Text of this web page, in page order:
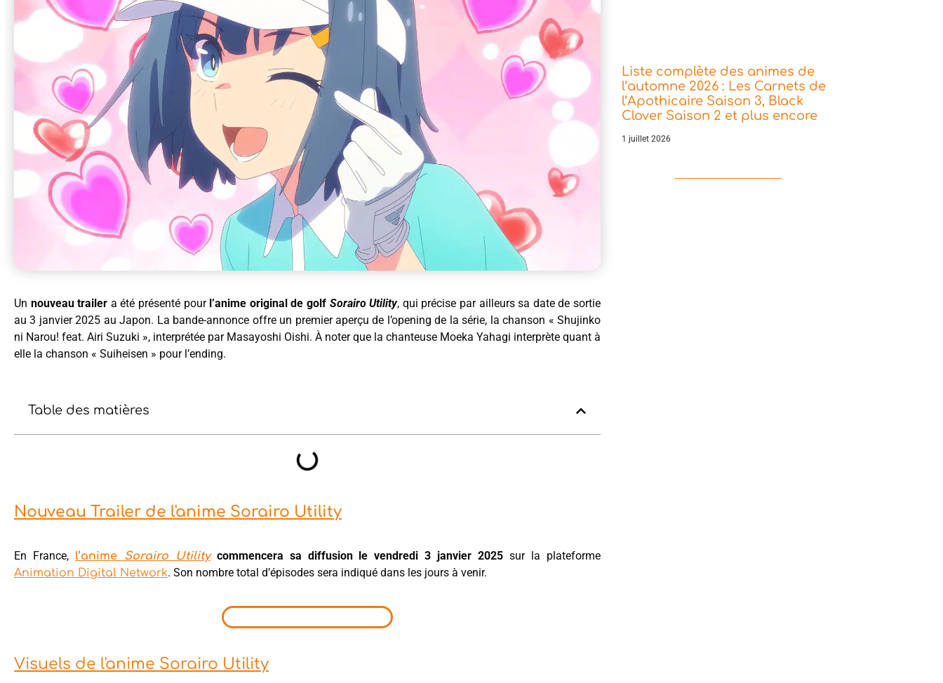
Un nouveau trailer a été présenté pour l’anime original de golf Sorairo Utility, qui précise par ailleurs sa date de sortie
au 3 janvier 2025 au Japon. La bande-annonce offre un premier aperçu de l’opening de la série, la chanson « Shujinko
ni Narou! feat. Airi Suzuki », interprétée par Masayoshi Oishi. À noter que la chanteuse Moeka Yahagi interprète quant à
elle la chanson « Suiheisen » pour l’ending.
Table des matières
Nouveau Trailer de l'anime Sorairo Utility
En France, l’anime Sorairo Utilitycommencera sa diffusion le vendredi 3 janvier 2025 sur la plateforme
Animation Digital Network. Son nombre total d’épisodes sera indiqué dans les jours à venir.
Visuels de l'anime Sorairo Utility
Liste complète des animes de
l’automne 2026 : Les Carnets de
l’Apothicaire Saison 3, Black
Clover Saison 2 et plus encore
1 juillet 2026